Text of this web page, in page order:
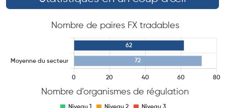
Nombre de paires FX tradables
Nombre d’organismes de régulation